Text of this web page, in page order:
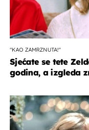
"KAO ZAMRZNUTA!"
Sjećate se tete
godina, a izgleda